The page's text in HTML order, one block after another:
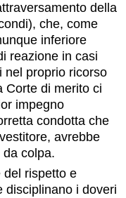
della
che, come
inferiore
reazione in casi
nel proprio ricorso
Corte di merito ci
impegno
condotta che
avrebbe
colpa.
del rispetto e
disciplinano i doveri